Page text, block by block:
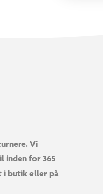
Vi
inden for 365
i butik eller på